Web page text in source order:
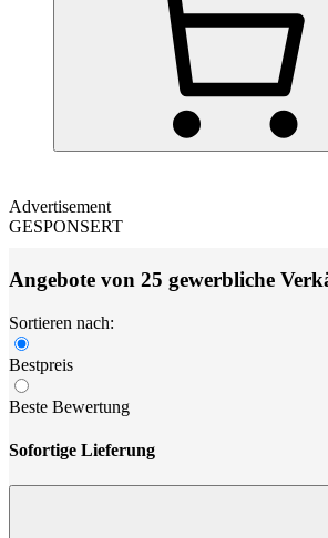
Advertisement
GESPONSERT
Angebote von 25 gewerbliche
Sortieren nach:
Bestpreis
Beste Bewertung
Sofortige Lieferung